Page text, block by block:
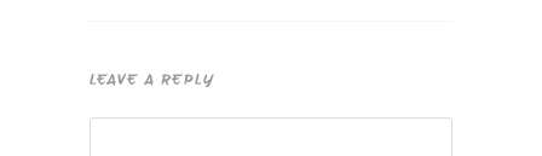
LEAVE A REPLY